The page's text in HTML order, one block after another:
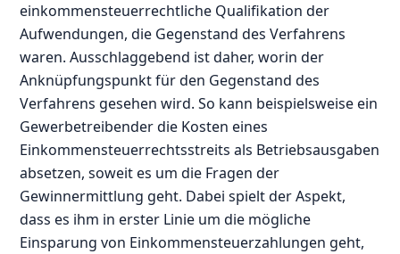
einkommensteuerrechtliche Qualifikation der
Aufwendungen, die Gegenstand des Verfahrens
waren. Ausschlaggebend ist daher, worin der
Anknüpfungspunkt für den Gegenstand des
Verfahrens gesehen wird. So kann beispielsweise ein
Gewerbetreibender die Kosten eines
Einkommensteuerrechtsstreits als Betriebsausgaben
absetzen, soweit es um die Fragen der
Gewinnermittlung geht. Dabei spielt der Aspekt,
dass es ihm in erster Linie um die mögliche
Einsparung von Einkommensteuerzahlungen geht,